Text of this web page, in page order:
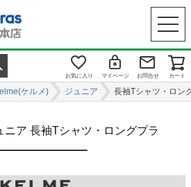
お気に入り マイページ お問合せ カート
ケルメ) ジュニア 長袖Tシャツ・ロン
ニア 長袖Tシャツ・ロングプラ